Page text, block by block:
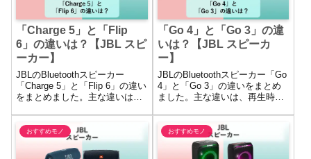
「Charge 5」と「Flip
6」の違いは？【JBL スピ
ーカー】
JBLのBluetoothスピーカー
「Charge 5」と「Flip 6」の違い
をまとめました。主な違いは、
再生時間・バッテリー容量・モ
バイルバッテリー機能の有無の
違いにあります。
「Go 4」と「Go 3」の違
いは？【JBL スピーカ
ー】
JBLのBluetoothスピーカー「Go
4」と「Go 3」の違いをまとめ
ました。主な違いは、再生時
プリやマルチ接続の対応・低音
域の広さ・サイズや重さの違い
にあります。
おすすめモノ おすすめモノ